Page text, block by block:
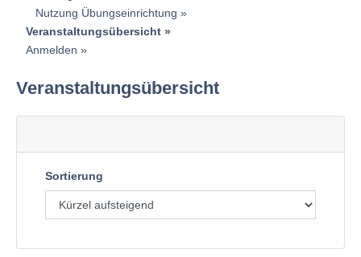
Nutzung Übungseinrichtung
Veranstaltungsübersicht
Anmelden
Veranstaltungsübersicht
Sortierung